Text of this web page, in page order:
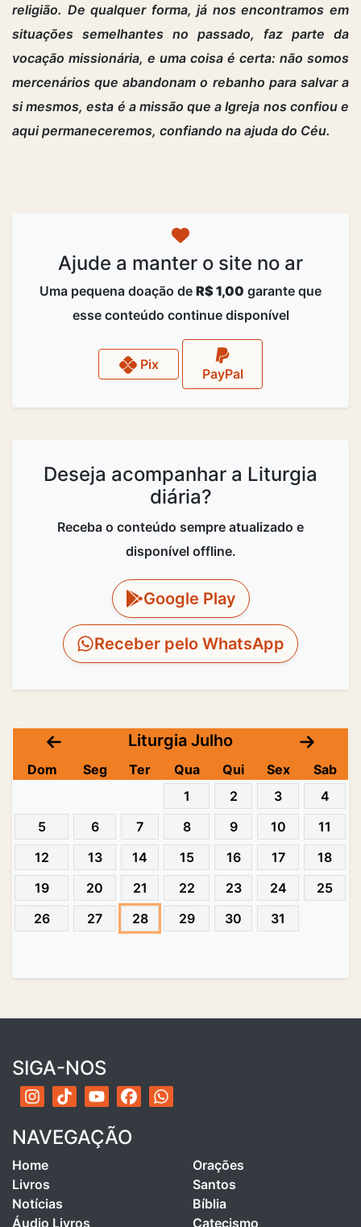
religião. De qualquer forma, já nos encontramos em
situações semelhantes no passado, faz parte da
vocação missionária, e uma coisa é certa: não somos
mercenários que abandonam o rebanho para salvar a
si mesmos, esta é a missão que a Igreja nos confiou e
aqui permaneceremos, confiando na ajuda do Céu.
Ajude a manter o site no ar
Uma pequena doação de R$ 1,00 garante que
esse conteúdo continue disponível
Pix
PayPal
Deseja acompanhar a Liturgia
diária?
Receba o conteúdo sempre atualizado e
disponível offline.
Google Play
Receber pelo WhatsApp
Liturgia Julho
Dom Seg Ter Qua Qui Sex
Sab
1
2 3
4
5
6 7 8 9 10
11
12
13 14 15 16 17
18
19
20 21 22 23 24
25
26
27 28 29 30 31
SIGA-NOS
NAVEGAÇÃO
Home
Livros
Notícias
Áudio Livros
Orações
Santos
Bíblia
Catecismo